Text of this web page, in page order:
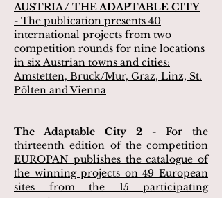
AUSTRIA / THE ADAPTABLE CITY
- The publication presents 40
international projects from two
competition rounds for nine locations
in six Austrian towns and cities:
Amstetten, Bruck/Mur, Graz, Linz, St.
Pölten and Vienna
The Adaptable City 2 - For the
thirteenth edition of the competition
EUROPAN publishes the catalogue of
the winning projects on 49 European
sites from the 15 participating